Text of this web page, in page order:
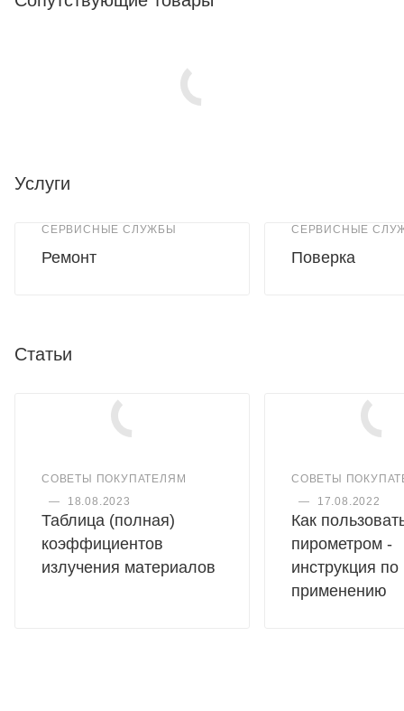
Услуги
СЕРВИСНЫЕ СЛУЖБЫ
Ремонт
СЕРВИСНЫЕ
Поверка
Статьи
СОВЕТЫ ПОКУПАТЕЛЯМ
—
18.08.2023
Таблица (полная)
коэффициентов
излучения материалов
СОВЕТЫ
—
17.08.2022
Как
пирометром -
инструкция по
применению